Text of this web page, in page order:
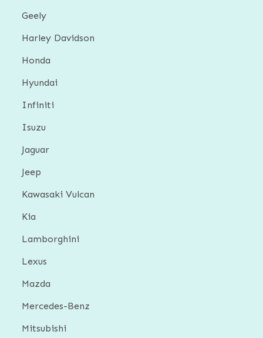
Geely
Harley Davidson
Honda
Hyundai
Infiniti
Isuzu
Jaguar
Jeep
Kawasaki Vulcan
Kia
Lamborghini
Lexus
Mazda
Mercedes-Benz
Mitsubishi